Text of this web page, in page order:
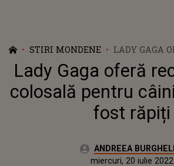
STIRI MONDENE
LADY GAGA
PENTRU
RĂPIȚI
Lady Gaga oferă
colosală pentru
fost răpiți
Autor:ANDREEA
vineri, 26 februarie 2021Actualizat:
miercuri, 20 iulie 2022